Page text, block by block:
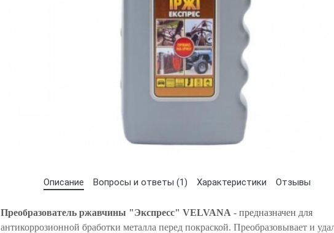
Выберите язык магазина
Описание Вопросы и ответы (1) Характеристики Отзывы
Преобразователь ржавчины "Экспресс" VELVANA - предназначен для
антикоррозионной бработки металла перед покраской. Преобразовывает и